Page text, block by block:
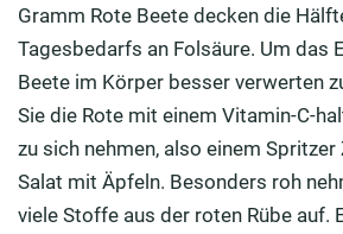
Gramm Rote Beete decken die
Tagesbedarfs an Folsäure. Um das
Beete im Körper besser verwerten
Sie die Rote mit einem Vitamin-C-
zu sich nehmen, also einem
Salat mit Äpfeln. Besonders roh
viele Stoffe aus der roten Rübe auf.